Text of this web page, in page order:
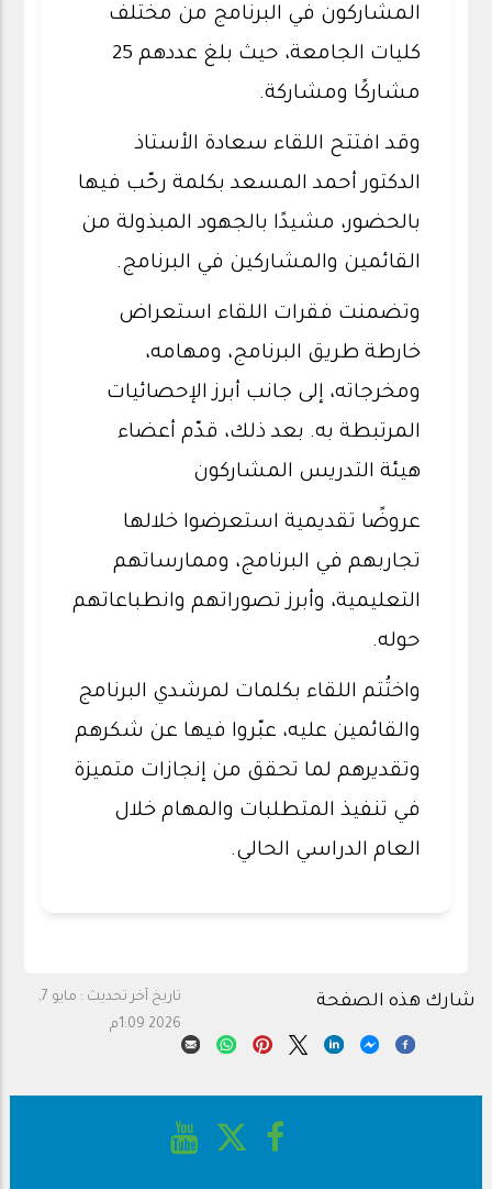
المشاركون في البرنامج من مختلف
كليات الجامعة، حيث بلغ عددهم 25
مشاركًا ومشاركة.
وقد افتتح اللقاء سعادة الأستاذ
الدكتور أحمد المسعد بكلمة رحّب فيها
بالحضور، مشيدًا بالجهود المبذولة من
القائمين والمشاركين في البرنامج.
وتضمنت فقرات اللقاء استعراض
خارطة طريق البرنامج، ومهامه،
ومخرجاته، إلى جانب أبرز الإحصائيات
المرتبطة به. بعد ذلك، قدّم أعضاء
هيئة التدريس المشاركون
عروضًا تقديمية استعرضوا خلالها
تجاربهم في البرنامج، وممارساتهم
التعليمية، وأبرز تصوراتهم وانطباعاتهم
حوله.
واختُتم اللقاء بكلمات لمرشدي البرنامج
والقائمين عليه، عبّروا فيها عن شكرهم
وتقديرهم لما تحقق من إنجازات متميزة
في تنفيذ المتطلبات والمهام خلال
العام الدراسي الحالي.
تاريخ آخر تحديث :
مايو 7,
2026 1:09م
شارك هذه الصفحة